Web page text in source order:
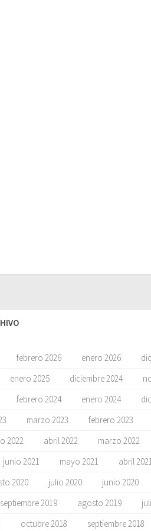
febrero 2026 enero 2026
enero 2025 diciembre 2024
febrero 2024 enero 2024
marzo 2023 febrero 2023
2022 abril 2022 marzo 2022
junio 2021 mayo 2021 abril
2020 julio 2020 junio 2020
septiembre 2019 agosto 2019
octubre 2018 septiembre 2018